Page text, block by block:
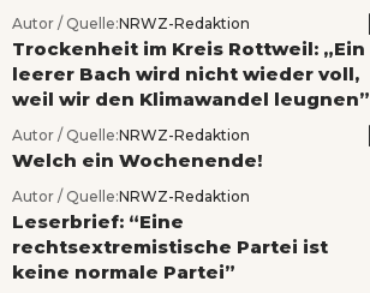
Autor / Quelle:NRWZ-Redaktion
Trockenheit im Kreis Rottweil: „Ein
leerer Bach wird nicht wieder voll,
weil wir den Klimawandel leugnen”
Autor / Quelle:NRWZ-Redaktion
Welch ein Wochenende!
Autor / Quelle:NRWZ-Redaktion
Leserbrief: “Eine
rechtsextremistische Partei ist
keine normale Partei”